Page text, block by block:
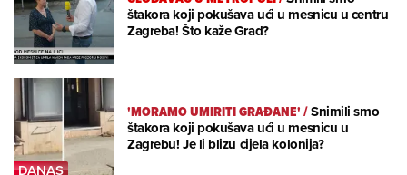
štakora koji pokušava ući u mesnicu u centru
Zagreba! Što kaže Grad?
'MORAMO UMIRITI GRAĐANE'/Snimili smo
štakora koji pokušava ući u mesnicu u
Zagrebu! Je li blizu cijela kolonija?